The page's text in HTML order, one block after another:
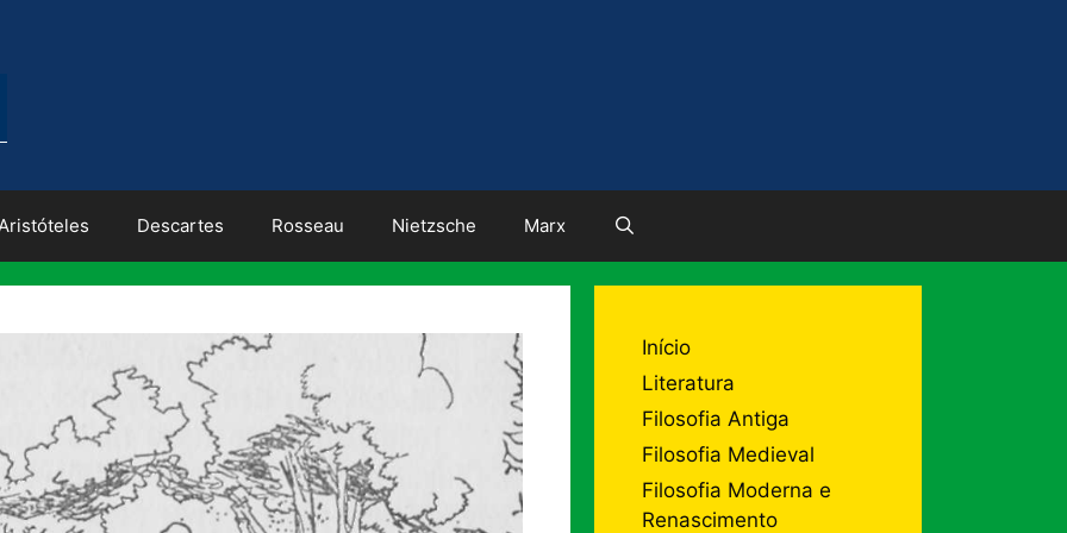
Descartes Rosseau Nietzsche Marx
Início
Literatura
Filosofia Antiga
Filosofia Medieval
Filosofia Moderna e
Renascimento